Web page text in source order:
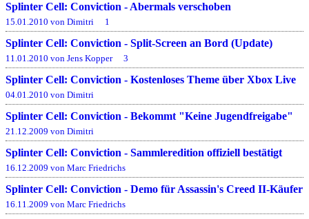
Splinter Cell: Conviction - Abermals verschoben
15.01.2010 von Dimitri 1
Splinter Cell: Conviction - Split-Screen an Bord (Update)
11.01.2010 von Jens Kopper 3
Splinter Cell: Conviction - Kostenloses Theme über Xbox Live
04.01.2010 von Dimitri
Splinter Cell: Conviction - Bekommt "Keine Jugendfreigabe"
21.12.2009 von Dimitri
Splinter Cell: Conviction - Sammleredition offiziell bestätigt
16.12.2009 von Marc Friedrichs
Splinter Cell: Conviction - Demo für Assassin's Creed II-Käufer
16.11.2009 von Marc Friedrichs